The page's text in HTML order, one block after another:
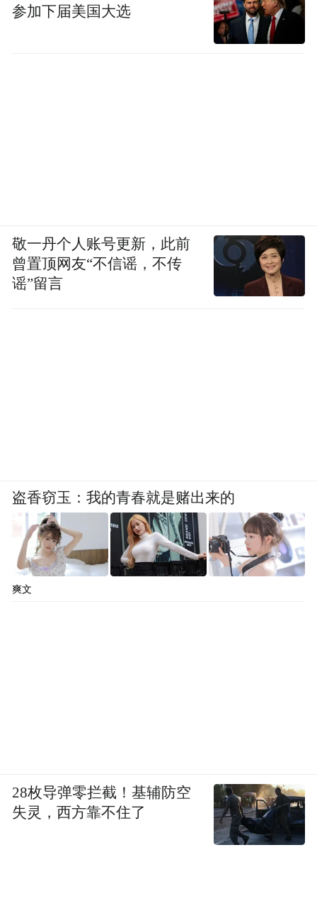
参加下届美国大选
敬一丹个人账号更新，此前
曾置顶网友“不信谣，不传
谣”留言
盗香窃玉：我的青春就是赌出来的
爽文
28枚导弹零拦截！基辅防空
失灵，西方靠不住了